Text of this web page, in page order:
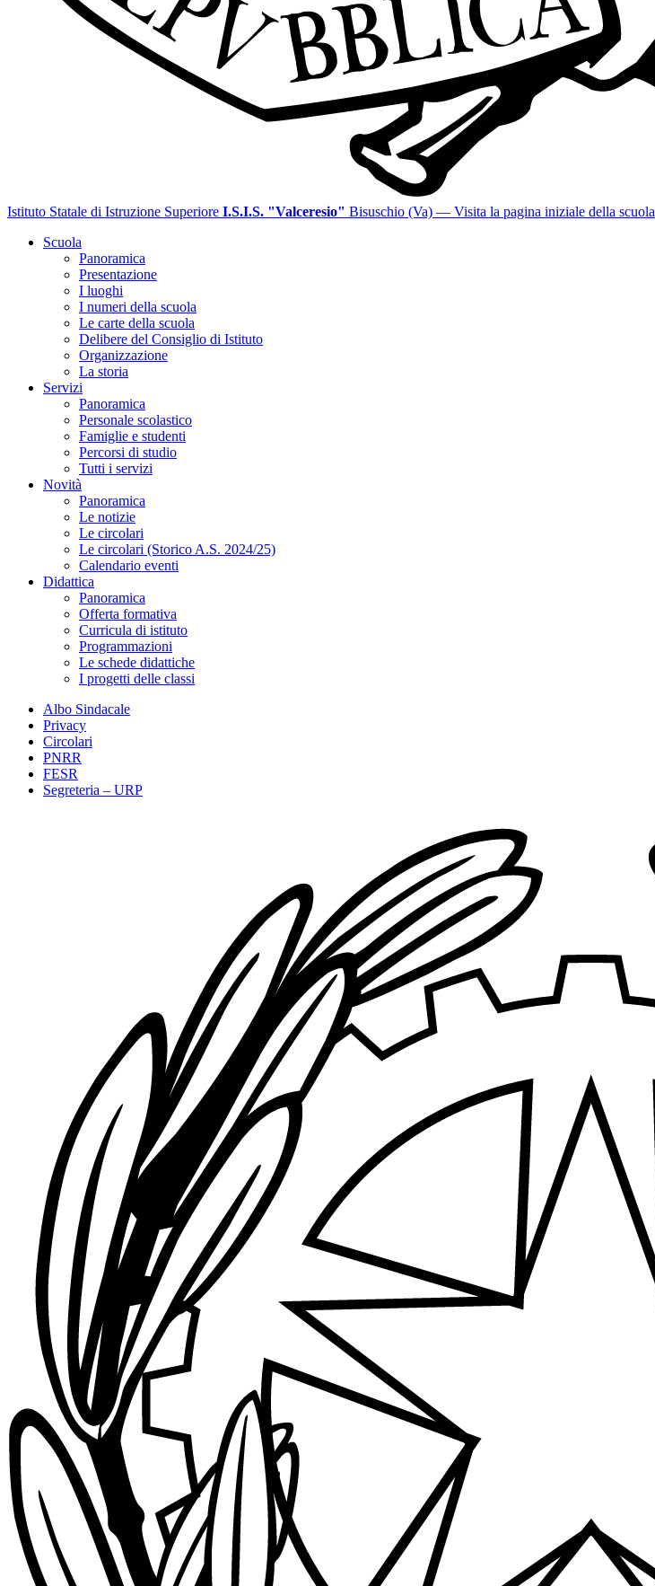
Istituto Statale di Istruzione Superiore I.S.I.S. "Valceresio" Bisuschio (Va) — Visita la pagina iniziale della scuola
Scuola
Panoramica
Presentazione
I luoghi
I numeri della scuola
Le carte della scuola
Delibere del Consiglio di Istituto
Organizzazione
La storia
Servizi
Panoramica
Personale scolastico
Famiglie e studenti
Percorsi di studio
Tutti i servizi
Novità
Panoramica
Le notizie
Le circolari
Le circolari (Storico A.S. 2024/25)
Calendario eventi
Didattica
Panoramica
Offerta formativa
Curricula di istituto
Programmazioni
Le schede didattiche
I progetti delle classi
Albo Sindacale
Privacy
Circolari
PNRR
FESR
Segreteria – URP